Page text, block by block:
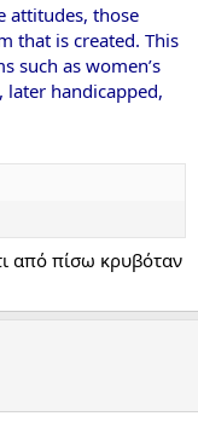
attitudes, those
that is created. This
such as women’s
handicapped,
από πίσω κρυβόταν